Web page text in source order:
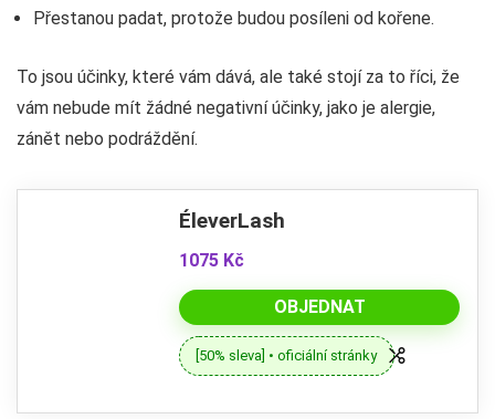
Přestanou padat, protože budou posíleni od kořene.
To jsou účinky, které vám dává, ale také stojí za to říci, že
vám nebude mít žádné negativní účinky, jako je alergie,
zánět nebo podráždění.
ÉleverLash
1075 Kč
OBJEDNAT
[50% sleva] • oficiální stránky